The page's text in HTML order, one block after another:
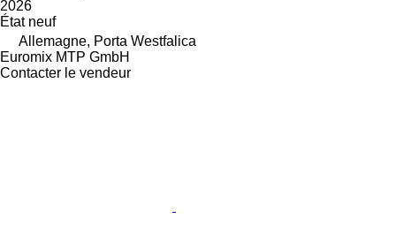
2026
Étatneuf
Allemagne, Porta Westfalica
Euromix MTP GmbH
Contacter le vendeur